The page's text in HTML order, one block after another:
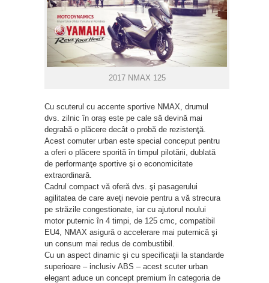
2017 NMAX 125
Cu scuterul cu accente sportive NMAX, drumul
dvs. zilnic în oraş este pe cale să devină mai
degrabă o plăcere decât o probă de rezistenţă.
Acest comuter urban este special conceput pentru
a oferi o plăcere sporită în timpul pilotării, dublată
de performanţe sportive şi o economicitate
extraordinară.
Cadrul compact vă oferă dvs. şi pasagerului
agilitatea de care aveţi nevoie pentru a vă strecura
pe străzile congestionate, iar cu ajutorul noului
motor puternic în 4 timpi, de 125 cmc, compatibil
EU4, NMAX asigură o accelerare mai puternică şi
un consum mai redus de combustibil.
Cu un aspect dinamic şi cu specificaţii la standarde
superioare – inclusiv ABS – acest scuter urban
elegant aduce un concept premium în categoria de